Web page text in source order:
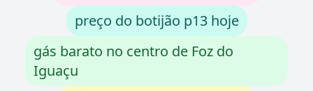
preço do botijão p13 hoje
gás barato no centro de Foz do
Iguaçu